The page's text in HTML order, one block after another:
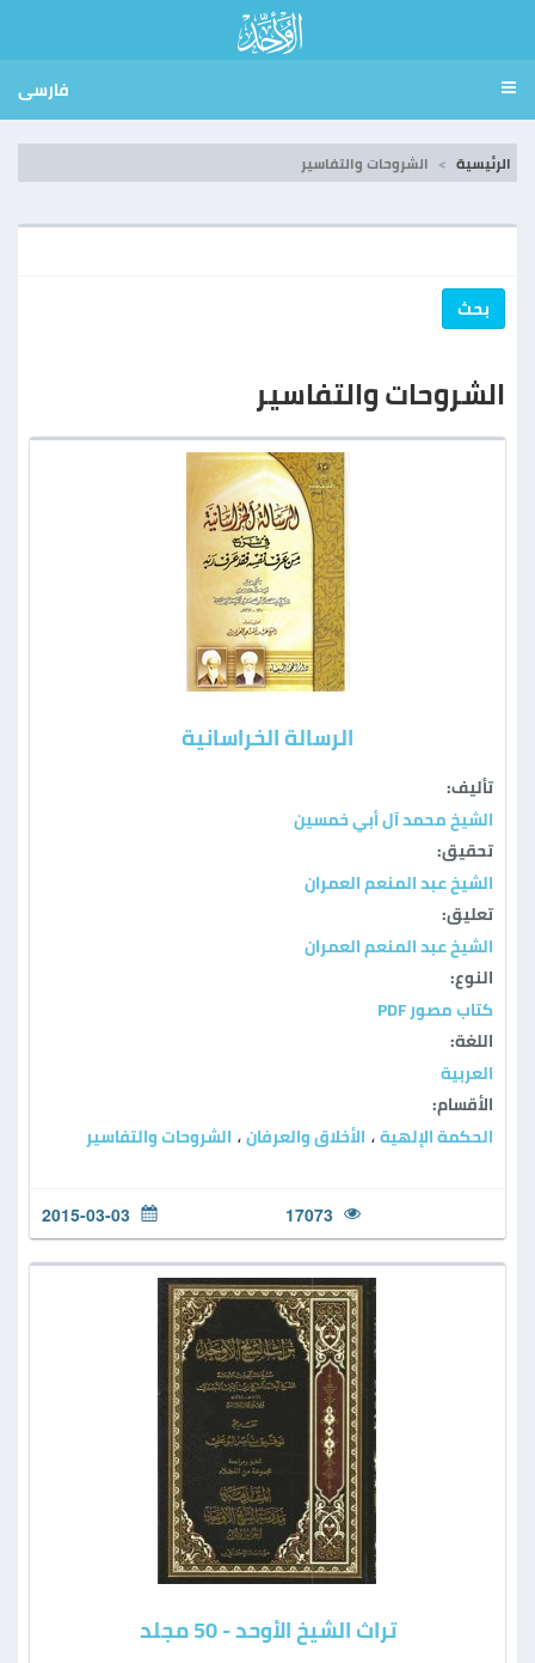
فارسی
الرئيسية الشروحات والتفاسير
بحث
الشروحات والتفاسير
الرسالة الخراسانية
تأليف:
الشيخ محمد آل أبي خمسين
تحقيق:
الشيخ عبد المنعم العمران
تعليق:
الشيخ عبد المنعم العمران
النوع:
كتاب مصور PDF
اللغة:
العربية
الأقسام:
الحكمة الإلهية ، الأخلاق والعرفان ، الشروحات والتفاسير
17073
2015-03-03
تراث الشيخ الأوحد - 50 مجلد